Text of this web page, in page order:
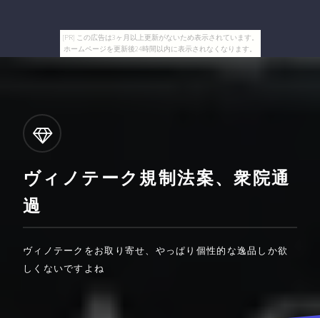
[PR] この広告は3ヶ月以上更新がないため表示されています。
ホームページを更新後24時間以内に表示されなくなります。
ヴィノテーク規制法案、衆院通
過
ヴィノテークをお取り寄せ、やっぱり個性的な逸品しか欲
しくないですよね